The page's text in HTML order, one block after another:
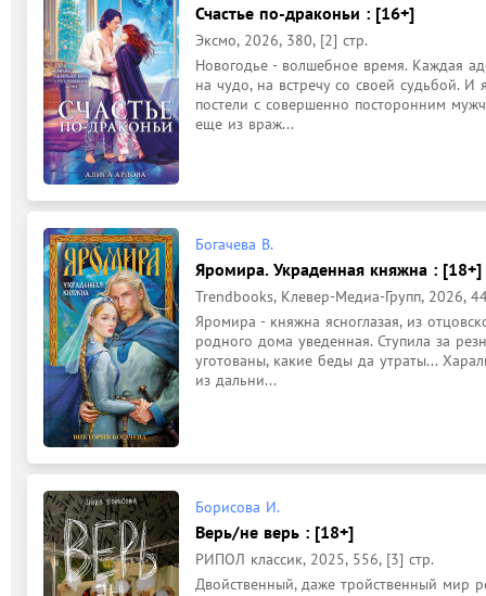
Счастье по-драконьи : [16+]
Эксмо, 2026, 380, [2] стр.
Новогодье - волшебное время. Каждая
на чудо, на встречу со своей судьбой.
постели с совершенно посторонним
еще из враж...
Богачева В.
Яромира. Украденная княжна : [18+]
Trendbooks, Клевер-Медиа-Групп, 2026,
Яромира - княжна ясноглазая, из
родного дома уведенная. Ступила за
уготованы, какие беды да утраты...
из дальни...
Борисова И.
Верь/не верь : [18+]
РИПОЛ классик, 2025, 556, [3] стр.
Двойственный, даже тройственный мир